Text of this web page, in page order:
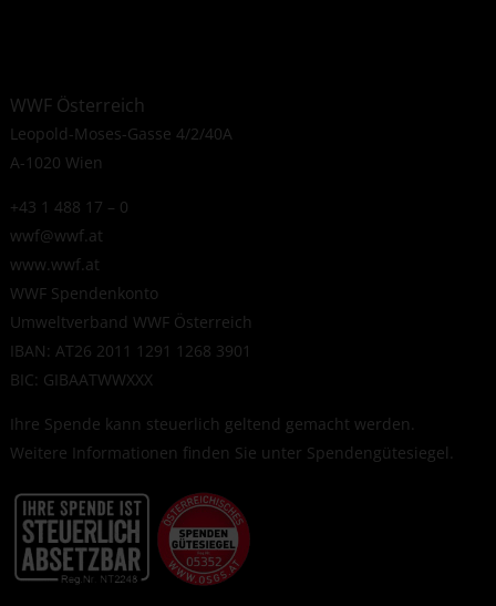
WWF Österreich
Leopold-Moses-Gasse 4/2/40A
A-1020 Wien
+43 1 488 17 – 0
wwf@wwf.at
www.wwf.at
WWF Spendenkonto
Umweltverband WWF Österreich
IBAN: AT26 2011 1291 1268 3901
BIC: GIBAATWWXXX
Ihre Spende kann steuerlich geltend gemacht werden.
Weitere Informationen finden Sie unter Spendengütesiegel.